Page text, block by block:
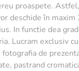
proaspete.
deschide în maxim
In functie dea
Lucram exclusiv
de
pastrand